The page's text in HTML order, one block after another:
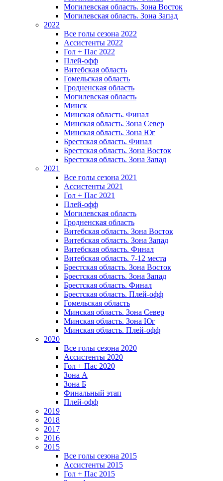
Могилевская область. Зона Восток
Могилевская область. Зона Запад
2022
Все голы сезона 2022
Ассистенты 2022
Гол + Пас 2022
Плей-офф
Витебская область
Гомельская область
Гродненская область
Могилевская область
Минск
Mинская область. Финал
Минская область. Зона Север
Минская область. Зона Юг
Брестская область. Финал
Брестская область. Зона Восток
Брестская область. Зона Запад
2021
Все голы сезона 2021
Ассистенты 2021
Гол + Пас 2021
Плей-офф
Могилевская область
Гродненская область
Витебская область. Зона Восток
Витебская область. Зона Запад
Витебская область. Финал
Витебская область. 7-12 места
Брестская область. Зона Восток
Брестская область. Зона Запад
Брестская область. Финал
Брестская область. Плей-офф
Гомельская область
Минская область. Зона Север
Минская область. Зона Юг
Минская область. Плей-офф
2020
Все голы сезона 2020
Ассистенты 2020
Гол + Пас 2020
Зона А
Зона Б
Финальный этап
Плей-офф
2019
2018
2017
2016
2015
Все голы сезона 2015
Ассистенты 2015
Гол + Пас 2015